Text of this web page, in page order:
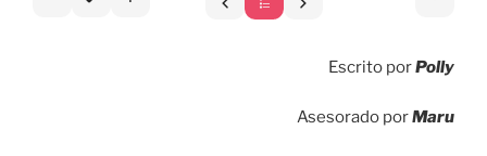
Escrito porPolly
Asesorado porMaru